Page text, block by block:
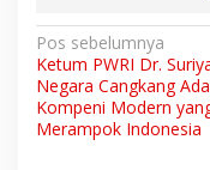
N
a
v
i
Pos sebelumnya
Ketum PWRI Dr.
Negara Cangkang
Kompeni Modern
Merampok Indonesia